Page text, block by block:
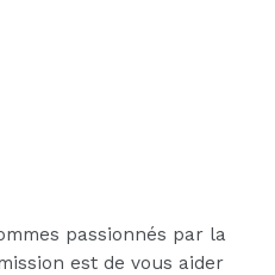
passionnés par la
est de vous aider